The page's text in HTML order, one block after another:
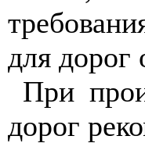
т
для дорог
При
дорог рек